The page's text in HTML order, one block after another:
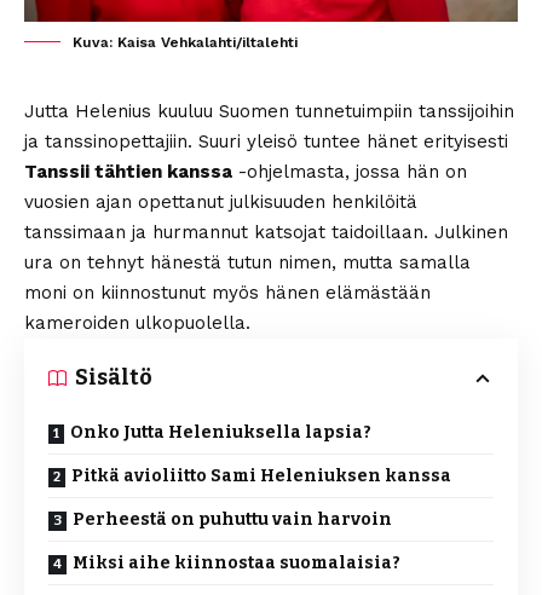
Kuva: Kaisa Vehkalahti/iltalehti
Jutta Helenius kuuluu Suomen tunnetuimpiin tanssijoihin
ja tanssinopettajiin. Suuri yleisö tuntee hänet erityisesti
Tanssii tähtien kanssa -ohjelmasta, jossa hän on
vuosien ajan opettanut julkisuuden henkilöitä
tanssimaan ja hurmannut katsojat taidoillaan. Julkinen
ura on tehnyt hänestä tutun nimen, mutta samalla
moni on kiinnostunut myös hänen elämästään
kameroiden ulkopuolella.
Sisältö
Onko Jutta Heleniuksella lapsia?
Pitkä avioliitto Sami Heleniuksen kanssa
Perheestä on puhuttu vain harvoin
Miksi aihe kiinnostaa suomalaisia?